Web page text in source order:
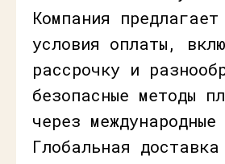
Компания
условия оплаты,
рассрочку и
безопасные методы
через международные
Глобальная доставка